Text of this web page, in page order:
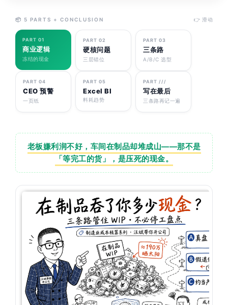
📦 5 PARTS + CONCLUSION 👉 滑动
PART 01
商业逻辑
冻结的现金
PART 02
硬核问题
三层错位
PART 03
三条路
A/B/C 选型
PART 04
CEO 预警
一页纸
PART 05
Excel BI
料耗趋势
PART ///
写在最后
三条路再记一遍
老板嫌利润不好，车间在制品却堆成山——那不是
「等完工的货」，是压死的现金。